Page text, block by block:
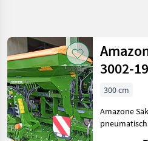
Kategorie 2 Land
AKTUELLER
PFAD
Amazone
Exaktstriegel
Zurücksetzen
58
anzeigen
3002-
Rotamix
Special
300 cm
Amazone